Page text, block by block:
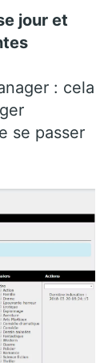
jour et
: cela
se passer